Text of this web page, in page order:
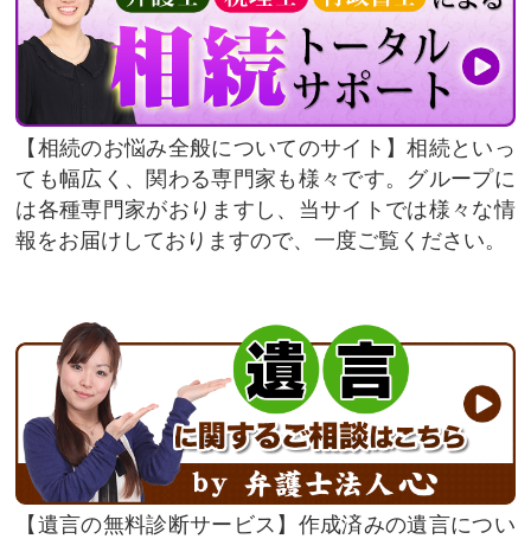
相続のお悩み全般についてのサイト
相続といっ
ても幅広く、関わる専門家も様々です。グループに
は各種専門家がおりますし、当サイトでは様々な情
報をお届けしておりますので、一度ご覧ください。
遺言の無料診断サービス
作成済みの遺言につい